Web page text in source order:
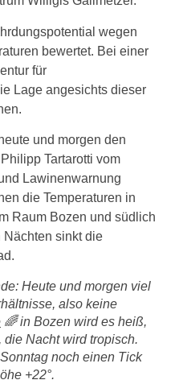
wegen
bewertet. Bei einer
für
Lage angesichts dieser
und morgen den
Tartarotti vom
Lawinenwarnung
die Temperaturen in
Raum Bozen und südlich
Nächten sinkt die
Heute und morgen viel
also keine
🌈 in Bozen wird es heiß,
die Nacht wird tropisch.
Sonntag noch einen Tick
+22°.